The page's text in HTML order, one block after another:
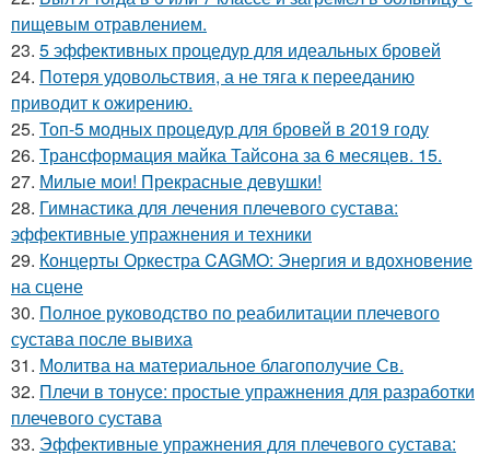
пищевым отравлением.
23. 5 эффективных процедур для идеальных бровей
24. Потеря удовольствия, а не тяга к перееданию
приводит к ожирению.
25. Топ-5 модных процедур для бровей в 2019 году
26. Трансформация майка Тайсона за 6 месяцев. 15.
27. Милые мои! Прекрасные девушки!
28. Гимнастика для лечения плечевого сустава:
эффективные упражнения и техники
29. Концерты Оркестра CAGMO: Энергия и вдохновение
на сцене
30. Полное руководство по реабилитации плечевого
сустава после вывиха
31. Молитва на материальное благополучие Св.
32. Плечи в тонусе: простые упражнения для разработки
плечевого сустава
33. Эффективные упражнения для плечевого сустава: